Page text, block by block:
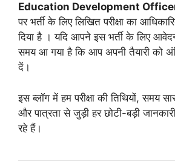
Education Development
पर भर्ती के लिए लिखित परीक्षा का
दिया है । यदि आपने इस भर्ती के लिए
समय आ गया है कि आप अपनी तैयारी को
दें।
इस ब्लॉग में हम परीक्षा की तिथियों, समय
और पात्रता से जुड़ी हर छोटी-बड़ी
रहे हैं।